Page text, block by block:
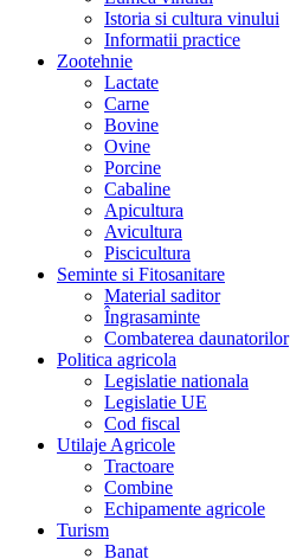
Istoria si cultura vinului
Informatii practice
Zootehnie
Lactate
Carne
Bovine
Ovine
Porcine
Cabaline
Apicultura
Avicultura
Piscicultura
Seminte si Fitosanitare
Material saditor
Îngrasaminte
Combaterea daunatorilor
Politica agricola
Legislatie nationala
Legislatie UE
Cod fiscal
Utilaje Agricole
Tractoare
Combine
Echipamente agricole
Turism
Banat